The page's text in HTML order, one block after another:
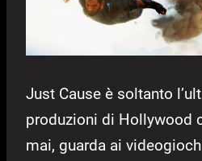
Just Cause è soltanto
produzioni di Hollywood
mai, guarda ai